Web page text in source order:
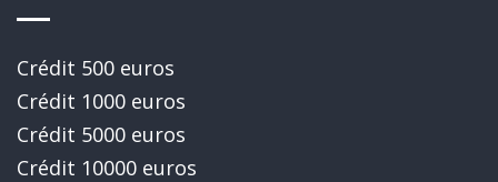
Crédit 500 euros
Crédit 1000 euros
Crédit 5000 euros
Crédit 10000 euros